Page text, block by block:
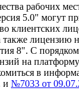
рабочих
5.0" могут
клиентских
лицензию
8". С
на
в
и №7033 от